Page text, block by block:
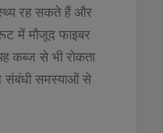
रह सकते हैं और
में मौजूद फाइबर
कब्ज से भी रोकता
संबंधी समस्याओं से